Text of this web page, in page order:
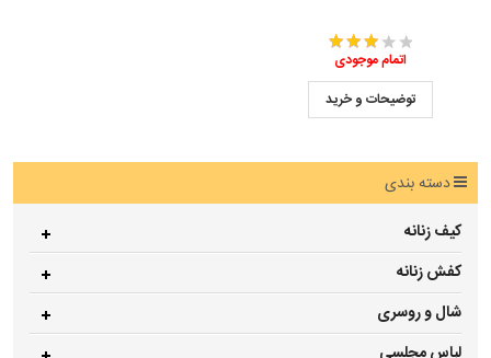
اتمام موجودی
توضیحات و خرید
دسته بندی
کیف زنانه
کفش زنانه
شال و روسری